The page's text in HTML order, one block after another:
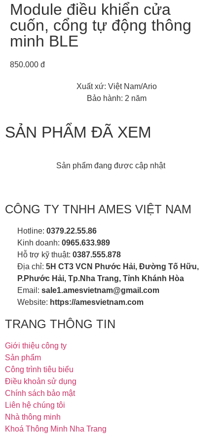
Module điều khiển cửa
cuốn, cổng tự động thông
minh BLE
850.000 đ
Xuất xứ: Việt Nam/Ario
Bảo hành: 2 năm
SẢN PHẨM ĐÃ XEM
Sản phẩm đang được cập nhật
CÔNG TY TNHH AMES VIỆT NAM
Hotline: 0379.22.55.86
Kinh doanh: 0965.633.989
Hỗ trợ kỹ thuật: 0387.555.878
Địa chỉ: 5H CT3 VCN Phước Hải, Đường Tố Hữu,
P.Phước Hải, Tp.Nha Trang, Tỉnh Khánh Hòa
Email: sale1.amesvietnam@gmail.com
Website: https://amesvietnam.com
TRANG THÔNG TIN
Giới thiệu công ty
Sản phẩm
Công trình tiêu biểu
Điều khoản sử dụng
Chính sách bảo mật
Liên hệ chúng tôi
Nhà thông minh
Khoá Thông Minh Nha Trang